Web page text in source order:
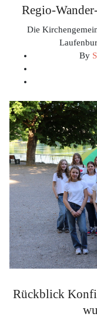
Regio-
Die
By
Rückblick